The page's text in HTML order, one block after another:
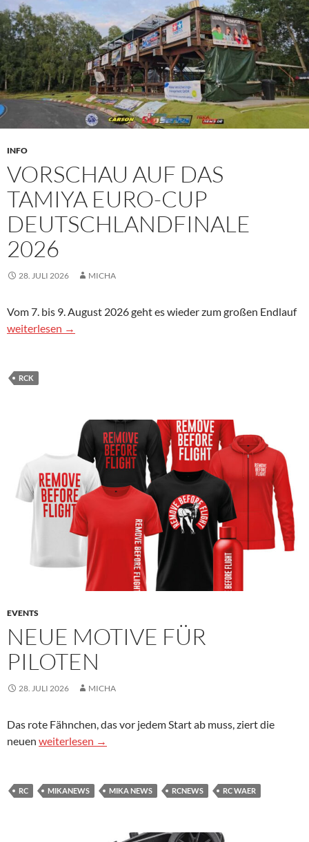
INFO
VORSCHAU AUF DAS
TAMIYA EURO-CUP
DEUTSCHLANDFINALE
2026
28. JULI 2026 MICHA
Vom 7. bis 9. August 2026 geht es wieder zum großen Endlauf
Vorschau auf das Tamiya Euro-Cup Deutschlandfinale 2026
weiterlesen →
RCK
EVENTS
NEUE MOTIVE FÜR
PILOTEN
28. JULI 2026 MICHA
Das rote Fähnchen, das vor jedem Start ab muss, ziert die
neuen NEUE MOTIVE FÜR PILOTEN
weiterlesen →
RC MIKANEWS MIKA NEWS RCNEWS RC WAER